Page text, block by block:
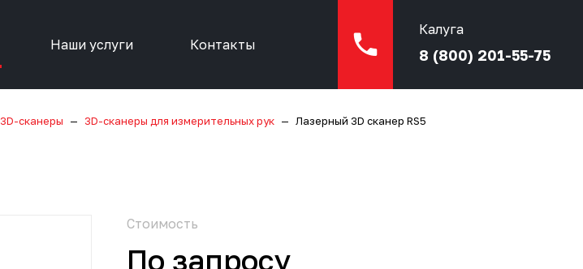
Наши услуги Контакты
Калуга
8 (800) 201-55-75
3D-сканеры 3D-сканеры для измерительных рук Лазерный 3D сканер RS5
Стоимость
По запросу